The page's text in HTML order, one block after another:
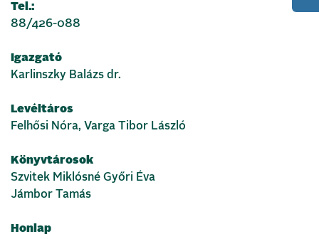
Tel.:
88/426-088
Igazgató
Karlinszky Balázs dr.
Levéltáros
Felhősi Nóra, Varga Tibor László
Könyvtárosok
Szvitek Miklósné Győri Éva
Jámbor Tamás
Honlap